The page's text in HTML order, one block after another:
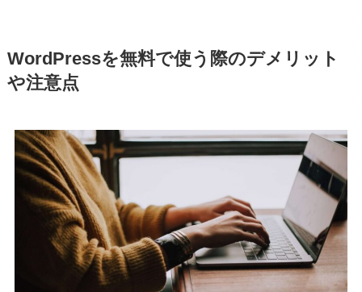
WordPressを無料で使う際のデメリット
や注意点